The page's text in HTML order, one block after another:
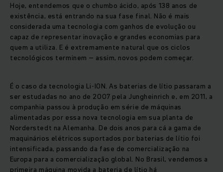
Hoje, entendemos que o chumbo ácido, após 138 anos de
existência, está entrando na sua fase final. Não é mais
considerada uma tecnologia com ganhos de evolução ou
capaz de representar inovação e grandes economias para
quem a utiliza. E é extremamente natural que os ciclos
tecnológicos terminem – assim, novos podem começar.
É o caso da tecnologia Li-ION. As baterias de lítio passaram a
ser estudadas no ano de 2007 pela Jungheinrich e, em 2011, a
companhia passou à produção em série de máquinas
alimentadas por essa nova tecnologia em sua planta de
Norderstedt na Alemanha. De dois anos para cá a gama de
maquinários elétricos suportados por baterias de lítio foi
intensificada, passando da fase de comercialização na
Europa para a comercialização global. No Brasil, vendemos a
primeira máquina movida a bateria de lítio há